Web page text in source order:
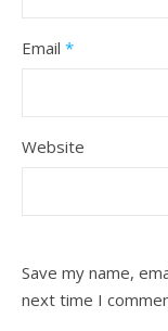
Email *
Website
Save my name,
next time I